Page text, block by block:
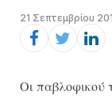
21 Σεπτεμβρίου
Οι παβλοφικού